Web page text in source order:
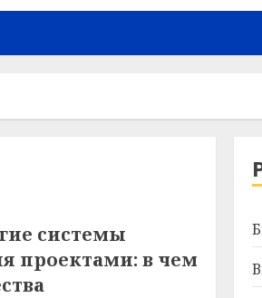
системы
проектами: в чем